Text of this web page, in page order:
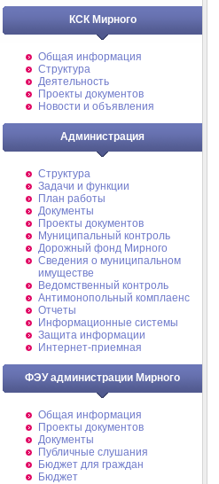
КСК Мирного
Общая информация
Структура
Деятельность
Проекты документов
Новости и объявления
Администрация
Структура
Задачи и функции
План работы
Документы
Проекты документов
Муниципальный контроль
Дорожный фонд Мирного
Cведения о муниципальном
имуществе
Ведомственный контроль
Антимонопольный комплаенс
Отчеты
Информационные системы
Защита информации
Интернет-приемная
ФЭУ администрации Мирного
Общая информация
Проекты документов
Документы
Публичные слушания
Бюджет для граждан
Бюджет